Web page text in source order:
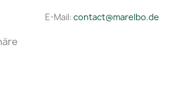
E-Mail: contact@marelbo.de